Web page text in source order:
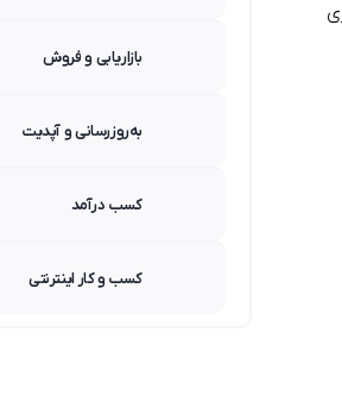
بازاریابی و فروش
به‌روزرسانی و آپدیت
کسب درآمد
کسب و کار اینترنتی